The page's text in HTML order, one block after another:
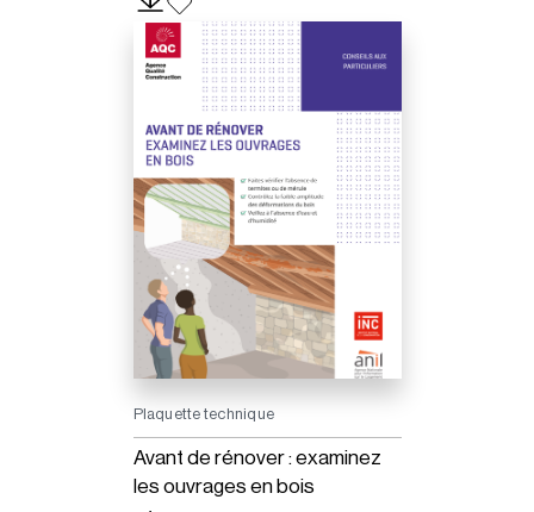
Plaquette technique
Avant de rénover : examinez
les ouvrages en bois